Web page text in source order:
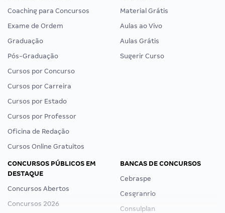
Coaching para Concursos
Exame de Ordem
Graduação
Pós-Graduação
Cursos por Concurso
Cursos por Carreira
Cursos por Estado
Cursos por Professor
Oficina de Redação
Cursos Online Gratuitos
Material Grátis
Aulas ao Vivo
Aulas Grátis
Sugerir Curso
CONCURSOS PÚBLICOS EM
DESTAQUE
Concursos Abertos
Concursos 2026
BANCAS DE CONCURSOS
Cebraspe
Cesgranrio
Consulplan